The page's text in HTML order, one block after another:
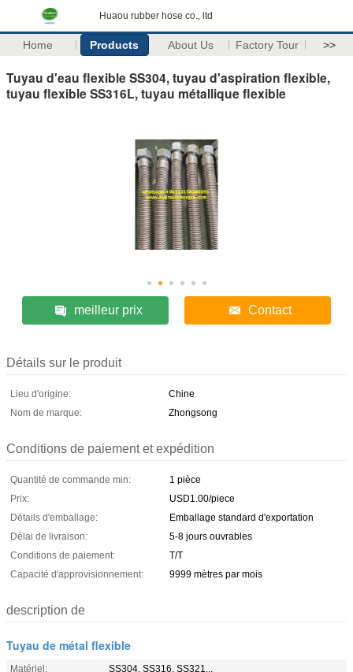
Huaou rubber hose co., ltd
Home Products About Us Factory Tour >>
Tuyau d'eau flexible SS304, tuyau d'aspiration flexible,
tuyau flexible SS316L, tuyau métallique flexible
meilleur prix Contact
Détails sur le produit
Lieu d'origine:
Chine
Nom de marque:
Zhongsong
Conditions de paiement et expédition
Quantité de commande min:
1 pièce
Prix:
USD1.00/piece
Détails d'emballage:
Emballage standard d'exportation
Délai de livraison:
5-8 jours ouvrables
Conditions de paiement:
T/T
Capacité d'approvisionnement:
9999 mètres par mois
description de
Tuyau de métal flexible
Matériel:
SS304, SS316, SS321...